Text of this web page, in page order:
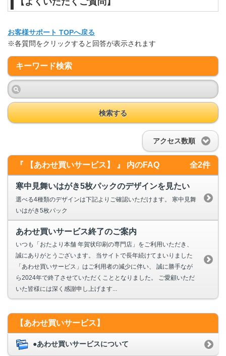
お客様サポート TOPへ戻る
※各質問をクリックすると回答が表示されます
キーワード検索
検索する
アクセス数順
『 【あわせ買いサービス】 』 内のFAQ 全2件
寒中見舞いはがき5枚パックのデザインを見たい
選べる4種類のデザインは下記よりご確認いただけます。 寒中見舞
いはがき5枚パック
あわせ買いサービス終了のご案内
いつも「おたより本舗 年賀状印刷の専門店」をご利用いただき、
誠にありがとうございます。 当サイトで長年続けてまいりました
「あわせ買いサービス」はご利用者の減少に伴い、 誠に勝手なが
ら2024年で終了させていただくこととなりました。 ご愛顧いただ
いた皆様には深く感謝申し上げます...
【あわせ買いサービス】
●あわせ買いサービスについて